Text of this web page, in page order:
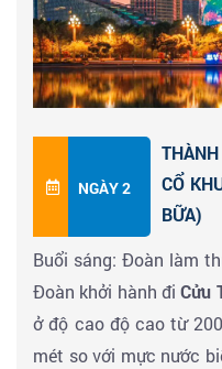
NGÀY 2
CỔ
BỮA)
Buổi sáng: Đoàn làm
Đoàn khởi hành điCửu
ở độ cao độ cao từ
mét so với mực nước